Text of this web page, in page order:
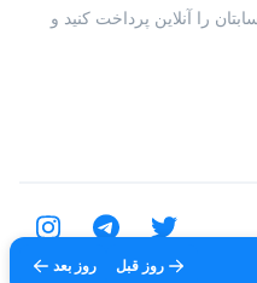
روز قبل روز بعد
را آنلاین پرداخت کنید و
گشت اصفهان محفوظ است.